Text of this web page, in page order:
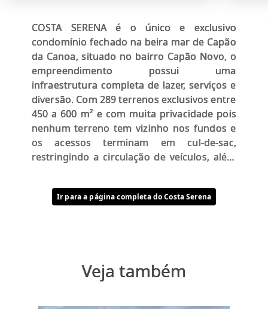
COSTA SERENA é o único e exclusivo
condomínio fechado na beira mar de Capão
da Canoa, situado no bairro Capão Novo, o
empreendimento possui uma
infraestrutura completa de lazer, serviços e
diversão. Com 289 terrenos exclusivos entre
450 a 600 m² e com muita privacidade pois
nenhum terreno tem vizinho nos fundos e
os acessos terminam em cul-de-sac,
restringindo a circulação de veículos, além
pegar o carro para ir à praia pois um lindo
boulevard atravessa o condomínio e chega
Ir para a página completa do Costa Serena
Veja também